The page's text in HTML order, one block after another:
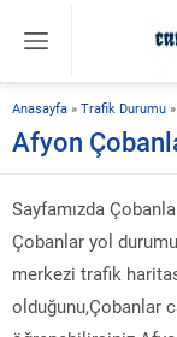
Anasayfa » Trafik Durumu »
Afyon
Sayfamızda
Çobanlar yol
merkezi trafik
olduğunu,Çobanlar